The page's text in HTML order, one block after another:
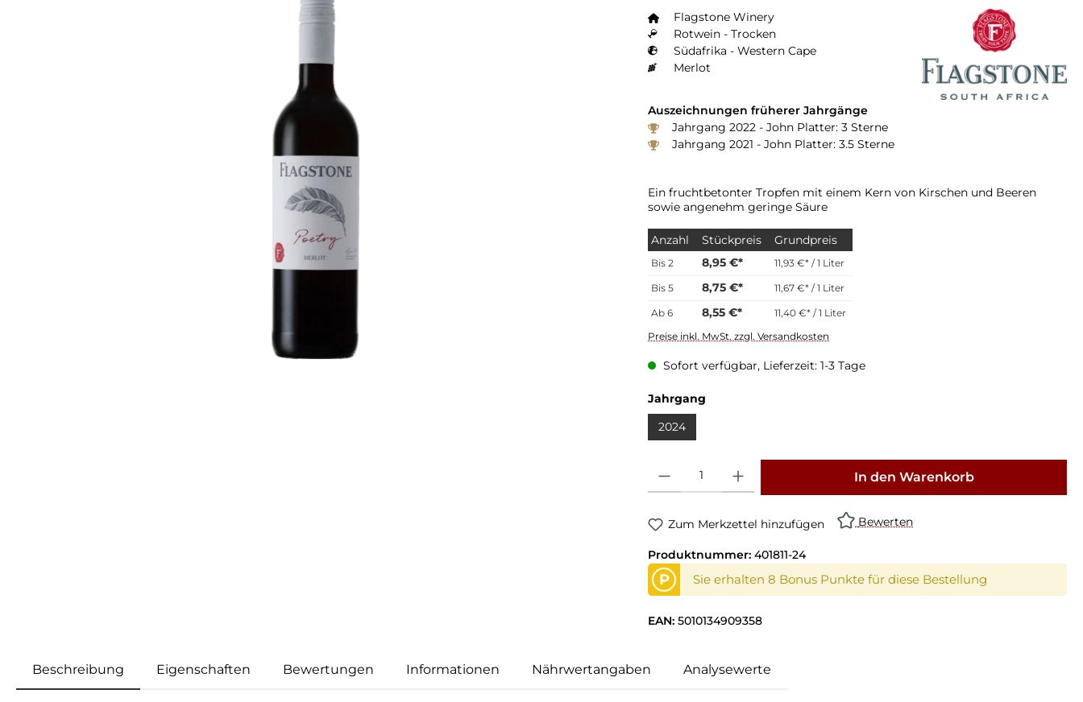
Flagstone Winery
Rotwein - Trocken
Südafrika - Western Cape
Merlot
Auszeichnungen früherer Jahrgänge
Jahrgang 2022 - John Platter: 3 Sterne
Jahrgang 2021 - John Platter: 3.5 Sterne
Ein fruchtbetonter Tropfen mit einem Kern von Kirschen und Beeren
sowie angenehm geringe Säure
Anzahl Stückpreis Grundpreis
Bis 2 8,95 €* 11,93 €* / 1 Liter
Bis 5 8,75 €* 11,67 €* / 1 Liter
Ab 6 8,55 €*
11,40 €* / 1 Liter
Preise inkl. MwSt. zzgl. Versandkosten
Sofort verfügbar, Lieferzeit: 1-3 Tage
Jahrgang
2024
In den Warenkorb
Zum Merkzettel hinzufügen Bewerten
Produktnummer: 401811-24
P Sie erhalten 8 Bonus Punkte für diese Bestellung
EAN: 5010134909358
Beschreibung Eigenschaften Bewertungen Informationen Nährwertangaben Analysewerte